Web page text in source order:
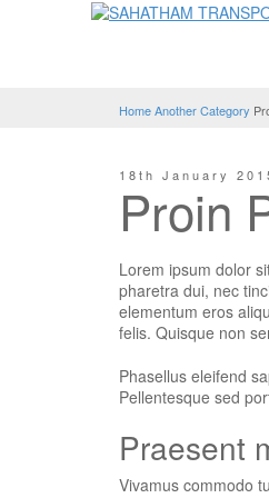
HomeAnother Category
18th January
Proin
Lorem ipsum dolor
pharetra dui, nec
elementum eros
felis. Quisque non
Phasellus eleifend
Pellentesque sed
Praesent
Vivamus commodo